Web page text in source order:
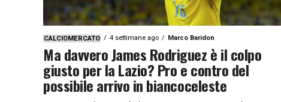
CALCIOMERCATO 4 settimane ago Marco Baridon
Ma davvero James Rodriguez è il colpo
giusto per la Lazio? Pro e contro del
possibile arrivo in biancoceleste